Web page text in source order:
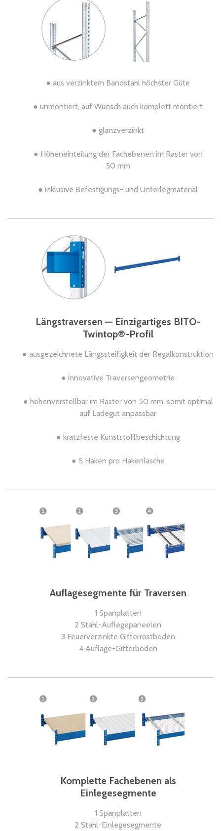
● aus verzinktem Bandstahl höchster Güte
● unmontiert, auf Wunsch auch komplett montiert
● glanzverzinkt
● Höheneinteilung der Fachebenen im Raster von
50 mm
● inklusive Befestigungs- und Unterlegmaterial
Längstraversen — Einzigartiges BITO-
Twintop®-Profil
● ausgezeichnete Längssteifigkeit der Regalkonstruktion
● innovative Traversengeometrie
● höhenverstellbar im Raster von 50 mm, somit optimal
auf Ladegut anpassbar
● kratzfeste Kunststoffbeschichtung
● 5 Haken pro Hakenlasche
Auflagesegmente für Traversen
1 Spanplatten
2 Stahl-Auflegepaneelen
3 Feuerverzinkte Gitterrostböden
4 Auflage-Gitterböden
Komplette Fachebenen als
Einlegesegmente
1 Spanplatten
2 Stahl-Einlegesegmente